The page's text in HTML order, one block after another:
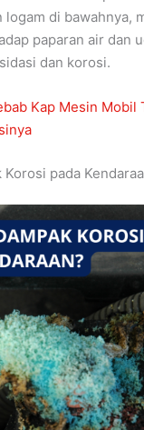
logam di bawahnya,
paparan air dan
dan korosi.
Kap Mesin Mobil
Korosi pada